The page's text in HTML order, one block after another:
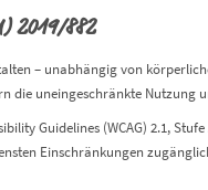
2019/882
– unabhängig von
die uneingeschränkte Nutzung
Guidelines (WCAG) 2.1, Stufe
Einschränkungen